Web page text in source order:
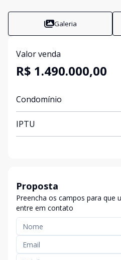
Galeria
Valor venda
R$ 1.490.000,00
Condomínio
IPTU
Proposta
Preencha os campos para que
entre em contato